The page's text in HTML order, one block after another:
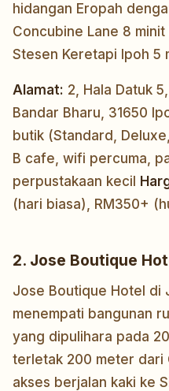
hidangan Eropah
Concubine Lane 8
Stesen Keretapi Ipoh 5
Alamat: 2, Hala Datuk
Bandar Bharu, 31650
butik (Standard,
B cafe, wifi percuma,
perpustakaan kecil
(hari biasa), RM350+
2. Jose Boutique
Jose Boutique Hotel di
menempati bangunan
yang dipulihara pada
terletak 200 meter dari
akses berjalan kaki ke